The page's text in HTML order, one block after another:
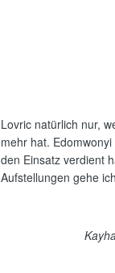
Lovric natürlich nur,
mehr hat.
den Einsatz verdient
Aufstellungen gehe